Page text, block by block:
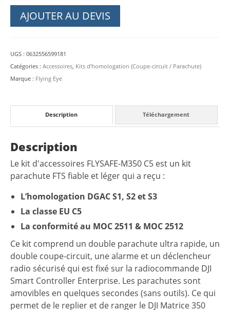
AJOUTER AU DEVIS
UGS : 0632556599181
Catégories : Accessoires Kits d’homologation (Coupe-circuit / Parachute)
Marque : Flying Eye
Description Téléchargement
Description
Le kit d'accessoires FLYSAFE-M350 C5 est un kit
parachute FTS fiable et léger qui a reçu :
L’homologation DGAC S1, S2 et S3
La classe EU C5
La conformité au MOC 2511 & MOC 2512
Ce kit comprend un double parachute ultra rapide, un
double coupe-circuit, une alarme et un déclencheur
radio sécurisé qui est fixé sur la radiocommande DJI
Smart Controller Enterprise. Les parachutes sont
amovibles en quelques secondes (sans outils). Ce qui
permet de le replier et de ranger le DJI Matrice 350